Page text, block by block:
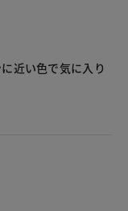
近い色で気に入り